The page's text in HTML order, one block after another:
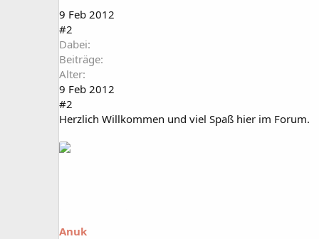
9 Feb 2012
#2
Dabei
Beiträge
Alter
9 Feb 2012
#2
Herzlich Willkommen und viel Spaß hier im Forum.
Anuk